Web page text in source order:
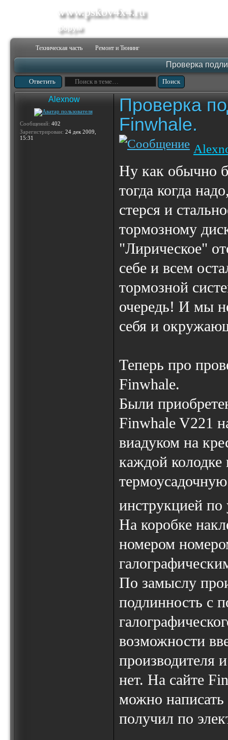
www.pskov4x4.ru
форум
Техническая часть Ремонт и Тюнинг
Проверка
Ответить
Alexnow
Сообщений: 402
Зарегистрирован: 24 дек 2009,
15:31
Проверка
Finwhale.
Ну как обычно
тогда когда
стерся и
тормозному
"Лирическое"
себе и всем
тормозной
очередь! И мы
себя и
Теперь про
Finwhale.
Были
Finwhale V221
виадуком на
каждой
инструкцией по
На коробке
номером
По замыслу
подлинность с
возможности
производителя
нет. На сайте
можно
получил по